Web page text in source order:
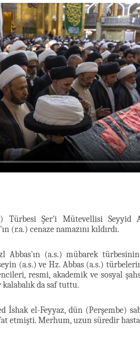
Türbesi Şer'i Mütevellisi Seyyid
(r.a.) cenaze namazını kıldırdı.
Abbas'ın (a.s.) mübarek
(a.s.) ve Hz. Abbas (a.s.)
resmi, akademik ve sosyal
da saf tuttu.
el-Feyyaz, dün (Perşembe)
etmişti. Merhum, uzun süredir